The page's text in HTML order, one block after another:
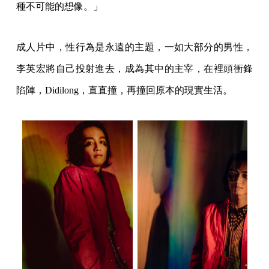
種不可能的想像。」
成人片中，性行為是永遠的主題，一如大部分的男性，
李英宏將自己投射進去，成為其中的主宰，在裡頭衝鋒
陷陣，Didilong，直直撞，再撞回原本的現實生活。